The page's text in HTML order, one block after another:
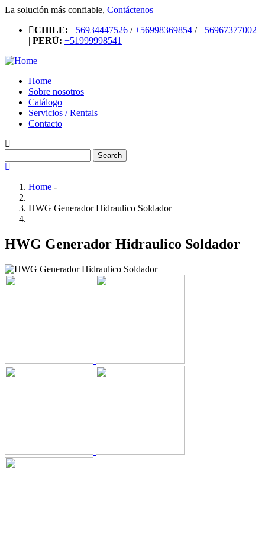
Skip
main
La solución más confiable, Contáctenos
CHILE: +56934447526 /+56998369854 /+56967377002
| PERÚ: +51999998541
Main
navigation
Home
Sobre nosotros
Catálogo
Servicios / Rentals
Contacto
Breadcrumb
Home -
HWG Generador Hidraulico Soldador
HWG Generador Hidraulico Soldador